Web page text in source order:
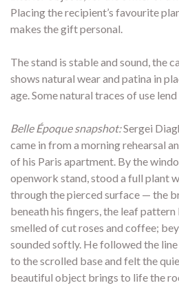
Placing the recipient’s favourite
makes the gift personal.
The stand is stable and sound, the
shows natural wear and patina in
age. Some natural traces of use
Belle Époque snapshot:Sergei
came in from a morning rehearsal
of his Paris apartment. By the
openwork stand, stood a full plant
through the pierced surface — the
beneath his fingers, the leaf
smelled of cut roses and coffee;
sounded softly. He followed the
to the scrolled base and felt the
beautiful object brings to life the